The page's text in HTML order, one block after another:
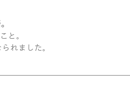
と。
れました。